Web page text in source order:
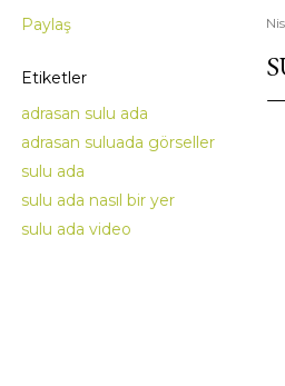
Paylaş
Etiketler
adrasan sulu ada
adrasan suluada görseller
sulu ada
sulu ada nasıl bir yer
sulu ada video